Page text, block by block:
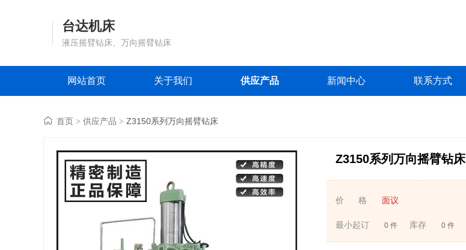
台达机床
液压摇臂钻床、万向摇臂钻床
网站首页 关于我们 供应产品 新闻中心 联系方式
首页 > 供应产品 > Z3150系列万向摇臂钻床
Z3150系列万向摇臂钻床
价 格 面议
最小起订 0 件 库存 0 件